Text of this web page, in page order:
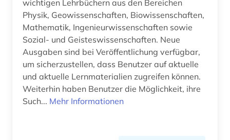
wahrscheinlichkeitsrechnung (1)
wahrscheinlichkeitstheorie (1)
walter de gruyter (1)
wiki (1)
wichtigen Lehrbüchern aus den Bereichen
Physik, Geowissenschaften, Biowissenschaften,
Mathematik, Ingenieurwissenschaften sowie
Sozial- und Geisteswissenschaften. Neue
Ausgaben sind bei Veröffentlichung verfügbar,
um sicherzustellen, dass Benutzer auf aktuelle
und aktuelle Lernmaterialien zugreifen können.
Weiterhin haben Benutzer die Möglichkeit, ihre
Such... Mehr Informationen